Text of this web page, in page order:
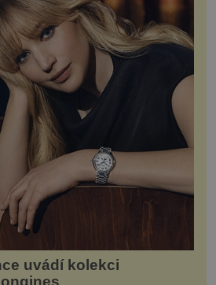
uvádí kolekci